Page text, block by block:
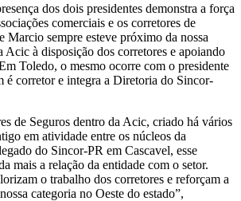
dos dois presidentes demonstra a força
comerciais e os corretores de
Marcio sempre esteve próximo da nossa
Acic à disposição dos corretores e apoiando
Toledo, o mesmo ocorre com o presidente
é corretor e integra a Diretoria do Sincor-
de Seguros dentro da Acic, criado há vários
em atividade entre os núcleos da
do Sincor-PR em Cascavel, esse
mais a relação da entidade com o setor.
o trabalho dos corretores e reforçam a
categoria no Oeste do estado”,